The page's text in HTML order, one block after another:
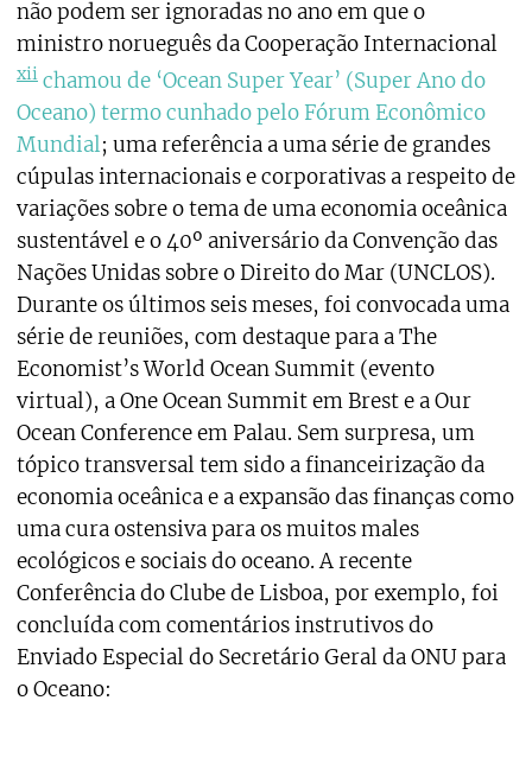
não podem ser ignoradas no ano em que o
ministro norueguês da Cooperação Internacional
xii chamou de ‘Ocean Super Year’ (Super Ano do
Oceano) termo cunhado pelo Fórum Econômico
Mundial; uma referência a uma série de grandes
cúpulas internacionais e corporativas a respeito de
variações sobre o tema de uma economia oceânica
sustentável e o 40º aniversário da Convenção das
Nações Unidas sobre o Direito do Mar (UNCLOS).
Durante os últimos seis meses, foi convocada uma
série de reuniões, com destaque para a The
Economist’s World Ocean Summit (evento
virtual), a One Ocean Summit em Brest e a Our
Ocean Conference em Palau. Sem surpresa, um
tópico transversal tem sido a financeirização da
economia oceânica e a expansão das finanças como
uma cura ostensiva para os muitos males
ecológicos e sociais do oceano. A recente
Conferência do Clube de Lisboa, por exemplo, foi
concluída com comentários instrutivos do
Enviado Especial do Secretário Geral da ONU para
o Oceano: